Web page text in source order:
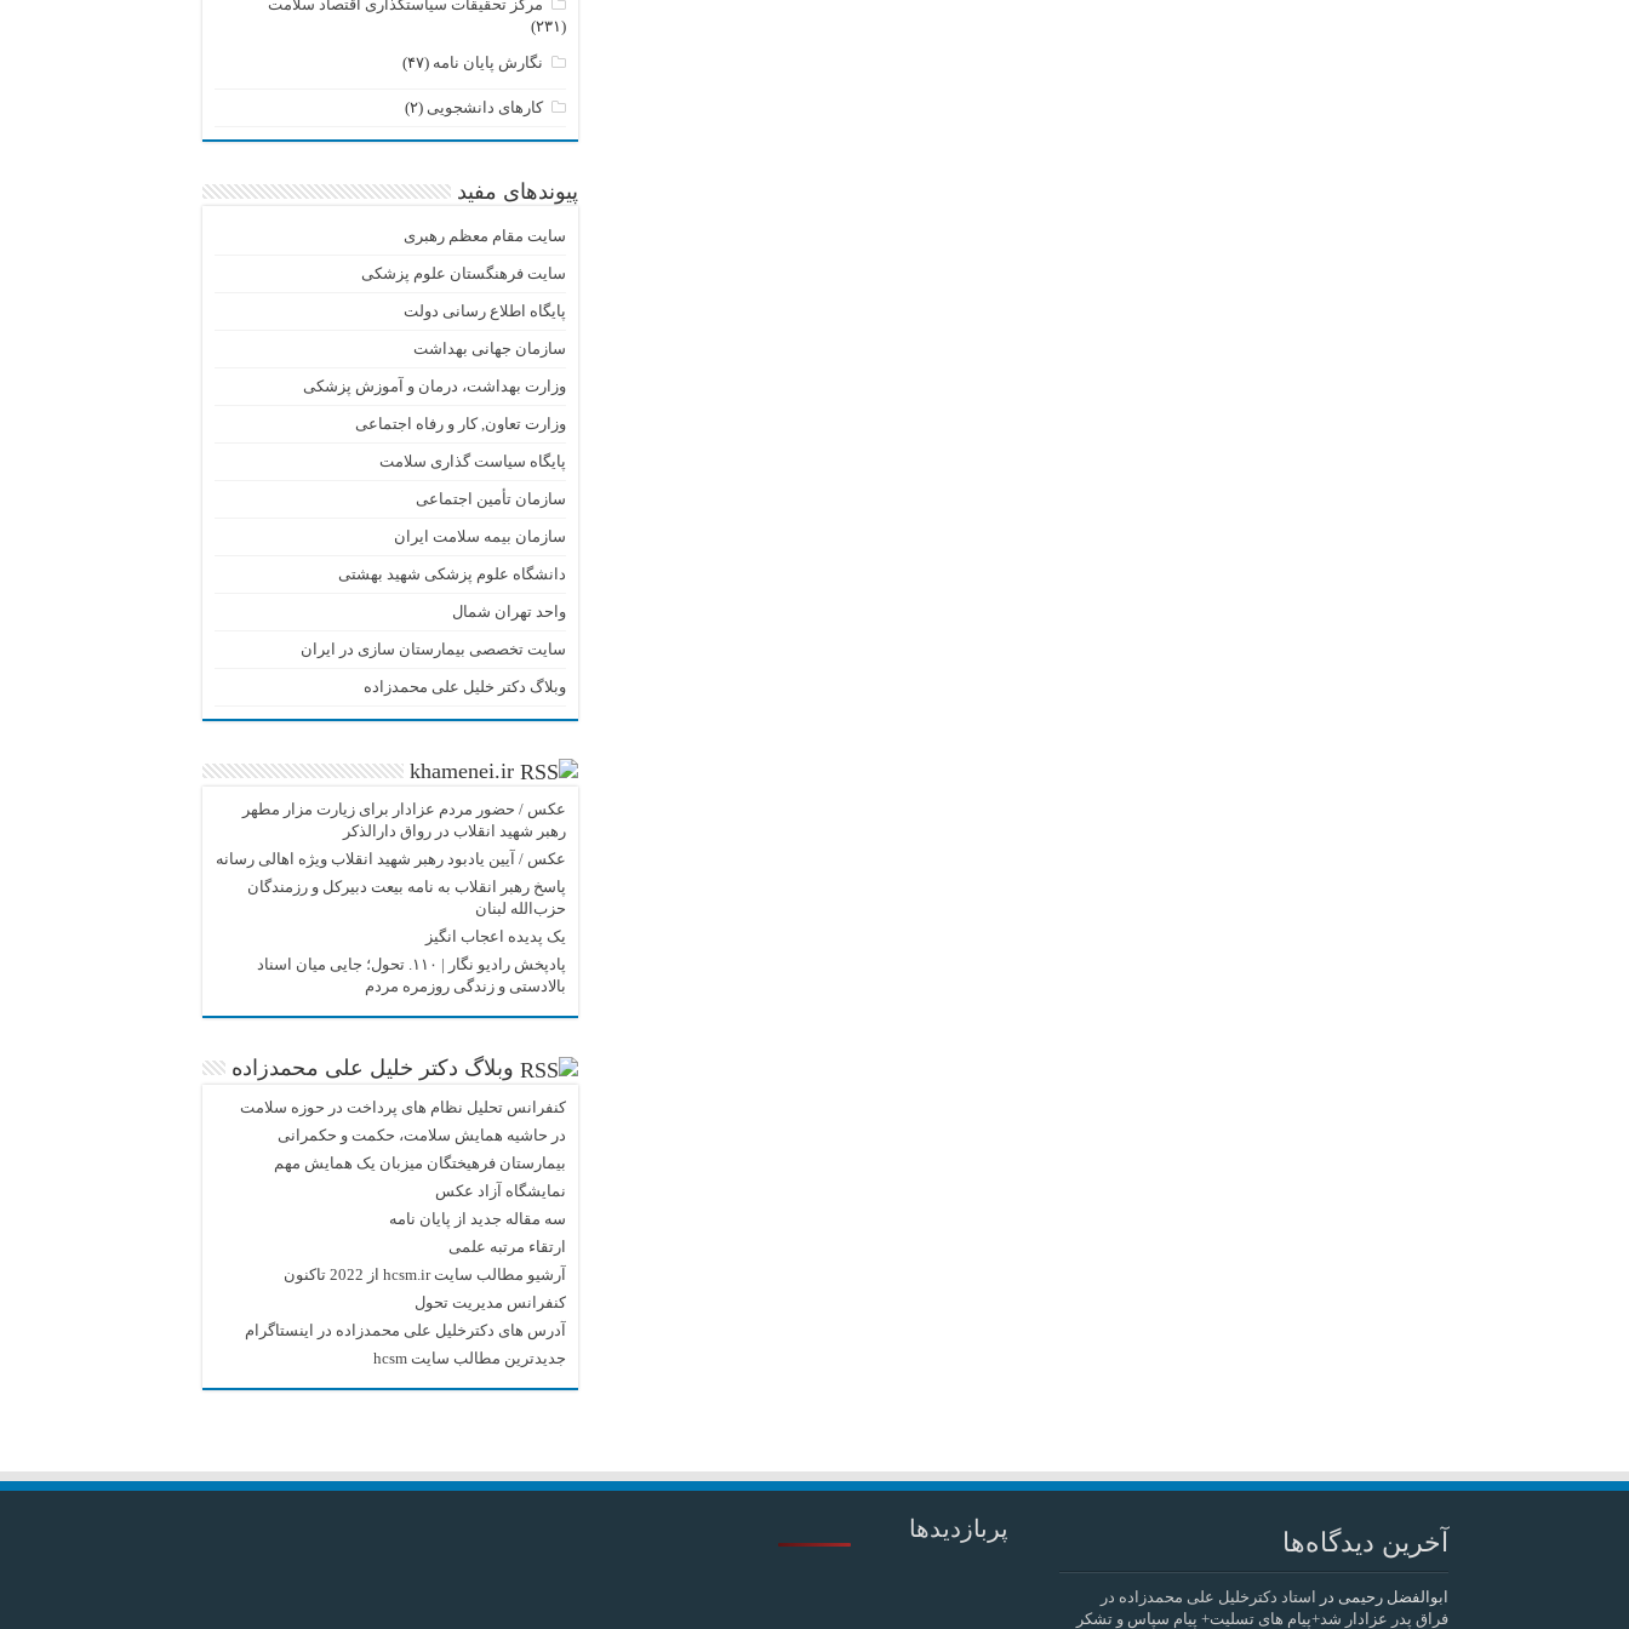
مرکز تحقیقات سیاستگذاری اقتصاد سلامت
(۲۳۱)
نگارش پایان نامه (۴۷)
کارهای دانشجویی (۲)
پیوندهای مفید
سایت مقام معظم رهبری
سایت فرهنگستان علوم پزشکی
پایگاه اطلاع رسانی دولت
سازمان جهانی بهداشت
وزارت بهداشت، درمان و آموزش پزشکی
وزارت تعاون, کار و رفاه اجتماعی
پایگاه سیاست گذاری سلامت
سازمان تأمین اجتماعی
سازمان بیمه سلامت ایران
دانشگاه علوم پزشکی شهید بهشتی
واحد تهران شمال
سایت تخصصی بیمارستان سازی در ایران
وبلاگ دکتر خلیل علی محمدزاده
khamenei.ir
عکس / حضور مردم عزادار برای زیارت مزار مطهر
رهبر شهید انقلاب در رواق دارالذکر
عکس / آیین یادبود رهبر شهید انقلاب ویژه اهالی رسانه
پاسخ رهبر انقلاب به نامه بیعت دبیرکل و رزمندگان
حزب‌الله لبنان
یک پدیده اعجاب انگیز
پادپخش رادیو نگار | ۱۱۰. تحول؛ جایی میان اسناد
بالادستی و زندگی روزمره مردم
وبلاگ دکتر خلیل علی محمدزاده
کنفرانس تحلیل نظام های پرداخت در حوزه سلامت
در حاشیه همایش سلامت، حکمت و حکمرانی
بیمارستان فرهیختگان میزبان یک همایش مهم
نمایشگاه آزاد عکس
سه مقاله جدید از پایان نامه
ارتقاء مرتبه علمی
آرشیو مطالب سایت hcsm.ir از 2022 تاکنون
کنفرانس مدیریت تحول
آدرس های دکترخلیل علی محمدزاده در اینستاگرام
جدیدترین مطالب سایت hcsm
آخرین دیدگاه‌ها
ابوالفضل رحیمی در
استاد دکترخلیل علی محمدزاده در
فراق پدر عزادار شد+پیام های تسلیت+ پیام سپاس و تشکر
پربازدیدها